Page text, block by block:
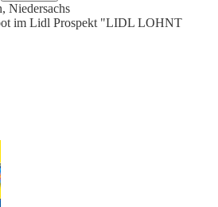
Niedersachs
im Lidl Prospekt "LIDL LOHNT